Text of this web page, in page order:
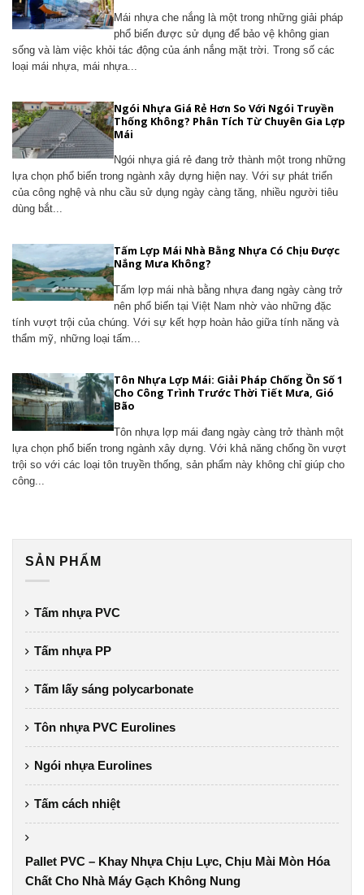
SẢN PHẨM
Tấm nhựa PVC
Tấm nhựa PP
Tấm lấy sáng polycarbonate
Tôn nhựa PVC Eurolines
Ngói nhựa Eurolines
Tấm cách nhiệt
Pallet PVC – Khay Nhựa Chịu Lực, Chịu Mài Mòn Hóa
Chất Cho Nhà Máy Gạch Không Nung
Mái nhựa che nắng là một trong những giải pháp
phổ biến được sử dụng để bảo vệ không gian
sống và làm việc khỏi tác động của ánh nắng mặt trời. Trong số các
loại mái nhựa, mái nhựa...
Ngói Nhựa Giá Rẻ Hơn So Với Ngói Truyền
Thống Không? Phân Tích Từ Chuyên Gia Lợp
Mái
Ngói nhựa giá rẻ đang trở thành một trong những
lựa chọn phổ biến trong ngành xây dựng hiện nay. Với sự phát triển
của công nghệ và nhu cầu sử dụng ngày càng tăng, nhiều người tiêu
dùng bắt...
Tấm Lợp Mái Nhà Bằng Nhựa Có Chịu Được
Nắng Mưa Không?
Tấm lợp mái nhà bằng nhựa đang ngày càng trở
nên phổ biến tại Việt Nam nhờ vào những đặc
tính vượt trội của chúng. Với sự kết hợp hoàn hảo giữa tính năng và
thẩm mỹ, những loại tấm...
Tôn Nhựa Lợp Mái: Giải Pháp Chống Ồn Số 1
Cho Công Trình Trước Thời Tiết Mưa, Gió
Bão
Tôn nhựa lợp mái đang ngày càng trở thành một
lựa chọn phổ biến trong ngành xây dựng. Với khả năng chống ồn vượt
trội so với các loại tôn truyền thống, sản phẩm này không chỉ giúp cho
công...